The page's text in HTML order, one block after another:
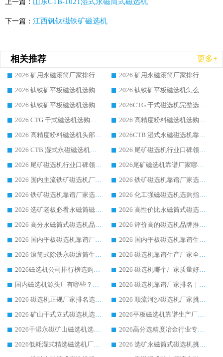
上一篇： 山东CTB-1021湿式永磁筒式磁选机
下一篇： 江西钒钛磁铁矿磁选机
相关推荐 更多+
2026 矿用永磁滚筒厂家排行榜选购干货指南 行业口碑标杆华体会手机网页版-华体会(中国) 实力出众
2026 矿用永磁滚筒厂家排行榜选购指南，行业口碑领域强者华体会手机网页版-华体会(中国)
2026 钛铁矿平板磁选机选购全攻略 市场公认优质品牌厂家实力排行榜
2026 钛铁矿平板磁选机怎么选 靠谱生产企业实力排行榜选购参考攻略
2026 钛铁矿平板磁选机选购指南 行业口碑优选品牌生产企业实力排行榜
2026CTG 干式磁选机完整选购指南 行业口碑顶尖靠谱生产龙头厂家实力推荐
2026 CTG 干式磁选机选购指南|行业口碑靠谱生产厂家领域强者推荐
2026 高精度粉料磁选机选购全攻略 行业优质品牌华体会手机网页版-华体会(中国) 实力深度解析
2026 高精度粉料磁选机头部厂家选购指南 行业口碑靠谱品牌推荐 领域强者华体会手机网页版-华体会(中国) 解析
2026CTB 湿式永磁磁选机靠谱厂家实力排行榜 铁矿选矿设备采购全流程选购指南
2026 CTB 湿式永磁磁选机选购指南|行业口碑良好品牌推荐，领域强者华体会手机网页版-华体会(中国)
2026 尾矿磁选机行业口碑领域强者，源头直供国内主流厂家华体会手机网页版-华体会(中国) 一站式服务
2026 尾矿磁选机行业口碑领域强者，源头直供国内主流厂家华体会手机网页版-华体会(中国) 一站式服务
2026尾矿磁选机靠谱厂家哪家好 行业口碑领域强者华体会手机网页版-华体会(中国) 推荐
2026 国内主流铁矿磁选机厂家选购指南|行业口碑好品牌推荐，领域强者华体会手机网页版-华体会(中国)
2026 铁矿磁选机靠谱厂家选购全攻略 行业标杆华体会手机网页版-华体会(中国) 设备性价比出众
2026 铁矿磁选机靠谱厂家选购指南，领域强者华体会手机网页版-华体会(中国) 铁矿磁选机性价比高
2026 化工强磁磁选机选购指南 5 家行业口碑靠谱厂家领域强者推荐
2026 选矿老板必看永磁筒磁选机推荐 行业头部品牌口碑设备选购全攻略
2026 高性价比永磁筒式磁选机品牌盘点 行业强者口碑实测选购完整指南
2026 高分永磁筒式磁选机品牌推荐 选矿设备强者对比测评采购避坑全攻略
2026 评价高的磁选机品牌推荐选购指南，永磁筒式磁选机设备领域强者全景行业口碑解析
2026 国内平板磁选机靠谱厂家排名 行业实测口碑设备按需选购全指南
2026 国内平板磁选机靠谱生产厂家推荐排名|行业口碑选购指南，领域强者按需选设备
2026 滚筒式除铁永磁滚筒生产厂家推荐排名|行业口碑选购指南，领域强者源头厂商精选
2026 磁选机靠谱生产厂家全梳理 分场景选型行业头部品牌选购参考攻略
2026磁选机公司排行榜选购指南|正规源头厂家推荐，领域强者高性价比靠谱信赖品牌
2026 磁选机哪个厂家质量好？十大靠谱磁电企业排名选购指南
国内磁选机源头厂有哪些？2026 综合实力排名与采购避坑技巧
2026 磁选机靠谱厂家排名｜华体会手机网页版-华体会(中国) 高性价比磁选机磁电品牌
2026 磁选机正规厂家排名选购指南|行业口碑信赖品牌推荐性价比高靠谱磁电企业
2026 顺流河沙磁选机厂家挑选攻略 | 业内口碑龙头企业高性价比品牌推荐
2026 矿山干式立式磁选机选型攻略 梳理深耕磁电装备多年靠谱生产厂商
2026平板磁选机靠谱生产厂家选购指南 行业口碑良好品牌推荐 磁电领域实力强者
2026干湿永磁矿山磁选机选型攻略 优质生产厂家排名 选矿领域高口碑品牌推荐指南
2026高分选精度冶金行业专用磁选机生产厂家,干湿式磁选机源头供应商推荐
2026低耗湿式精​选磁选机厂家怎么选?湿式精选磁选机供应商，行业认可度较高生产厂家华体会手机网页版-华体会(中国) 全面解析
2026 选矿永磁筒式磁选机挑选指南 华体会手机网页版-华体会(中国) 推荐品牌行业口碑佳实力突出